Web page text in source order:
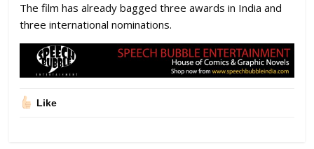
The film has already bagged three awards in India and
three international nominations.
Like